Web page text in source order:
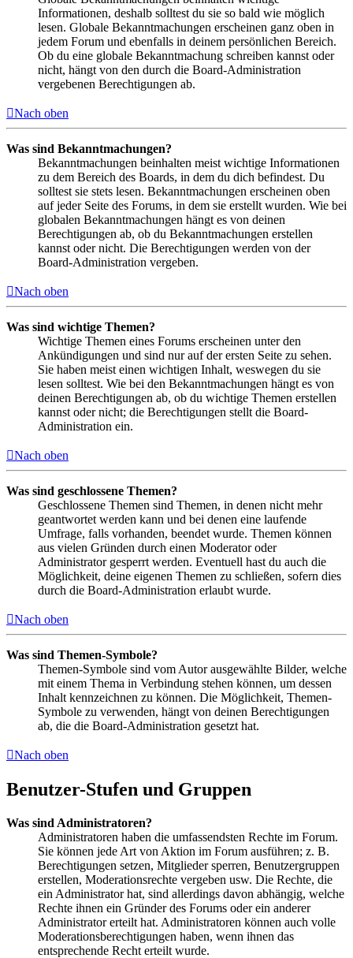
Informationen, deshalb solltest du sie so bald wie möglich
lesen. Globale Bekanntmachungen erscheinen ganz oben in
jedem Forum und ebenfalls in deinem persönlichen Bereich.
Ob du eine globale Bekanntmachung schreiben kannst oder
nicht, hängt von den durch die Board-Administration
vergebenen Berechtigungen ab.
Nach oben
Was sind Bekanntmachungen?
Bekanntmachungen beinhalten meist wichtige Informationen
zu dem Bereich des Boards, in dem du dich befindest. Du
solltest sie stets lesen. Bekanntmachungen erscheinen oben
auf jeder Seite des Forums, in dem sie erstellt wurden. Wie bei
globalen Bekanntmachungen hängt es von deinen
Berechtigungen ab, ob du Bekanntmachungen erstellen
kannst oder nicht. Die Berechtigungen werden von der
Board-Administration vergeben.
Nach oben
Was sind wichtige Themen?
Wichtige Themen eines Forums erscheinen unter den
Ankündigungen und sind nur auf der ersten Seite zu sehen.
Sie haben meist einen wichtigen Inhalt, weswegen du sie
lesen solltest. Wie bei den Bekanntmachungen hängt es von
deinen Berechtigungen ab, ob du wichtige Themen erstellen
kannst oder nicht; die Berechtigungen stellt die Board-
Administration ein.
Nach oben
Was sind geschlossene Themen?
Geschlossene Themen sind Themen, in denen nicht mehr
geantwortet werden kann und bei denen eine laufende
Umfrage, falls vorhanden, beendet wurde. Themen können
aus vielen Gründen durch einen Moderator oder
Administrator gesperrt werden. Eventuell hast du auch die
Möglichkeit, deine eigenen Themen zu schließen, sofern dies
durch die Board-Administration erlaubt wurde.
Nach oben
Was sind Themen-Symbole?
Themen-Symbole sind vom Autor ausgewählte Bilder, welche
mit einem Thema in Verbindung stehen können, um dessen
Inhalt kennzeichnen zu können. Die Möglichkeit, Themen-
Symbole zu verwenden, hängt von deinen Berechtigungen
ab, die die Board-Administration gesetzt hat.
Nach oben
Benutzer-Stufen und Gruppen
Was sind Administratoren?
Administratoren haben die umfassendsten Rechte im Forum.
Sie können jede Art von Aktion im Forum ausführen; z. B.
Berechtigungen setzen, Mitglieder sperren, Benutzergruppen
erstellen, Moderationsrechte vergeben usw. Die Rechte, die
ein Administrator hat, sind allerdings davon abhängig, welche
Rechte ihnen ein Gründer des Forums oder ein anderer
Administrator erteilt hat. Administratoren können auch volle
Moderationsberechtigungen haben, wenn ihnen das
entsprechende Recht erteilt wurde.